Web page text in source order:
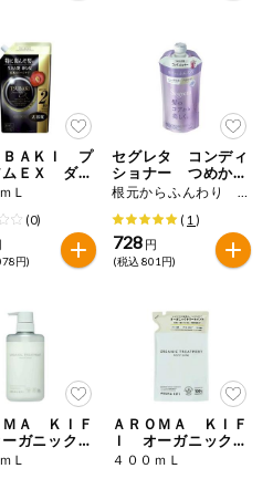
ＢＡＫＩ プ
ムＥＸ ダメ
ア＆リペア
メント つめ
Ｌ
(0)
円)
セグレタ コンディ
ショナー つめかえ
用
根元からふんわり ３４０ｍＬ
( 1 )
728 円
(税込 801円)
ＭＡ ＫＩＦ
ガニック
トシャイン
Ｌ
ＡＲＯＭＡ ＫＩＦ
Ｉ オーガニック
モイストシャイン
４００ｍＬ